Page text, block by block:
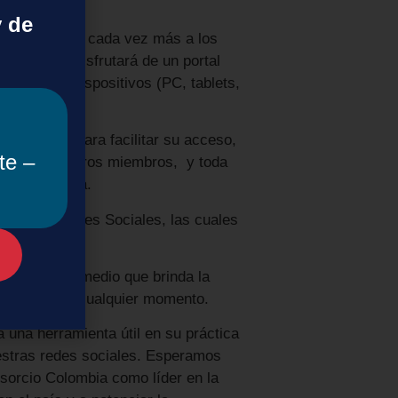
acercarse cada vez más a los
de ahora, disfrutará de un portal
distintos dispositivos (PC, tablets,
para facilitar su acceso,
de nuestros miembros, y toda
Colombia.
las Redes Sociales, las cuales
dinámico.
un nuevo medio que brinda la
lugar y en cualquier momento.
herramienta útil en su práctica
redes sociales. Esperamos
Colombia como líder en la
de
–